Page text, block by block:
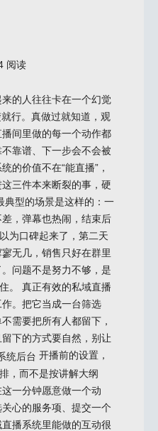
阅读
的人往往卡在一个幻觉
行。真做过就知道，观
间里做的每一个动作都
靠谱、下一步会不会被
的价值不在“能直播”，
三件本来断裂的事，硬
典型的场景是这样的：一
，弹幕也热闹，结束后
为口碑起来了，第二天
无几，销售只好在群里
问题不是努力不够，是
。 真正有效的私域直播
。把它当成一台筛选
需要把所有人都留下，
下的方式要自然，别让
开播前的设置，
，而不是按讲解大纲
一分钟愿意做一个动
心的服务项、提交一个
播系统里能做的互动很